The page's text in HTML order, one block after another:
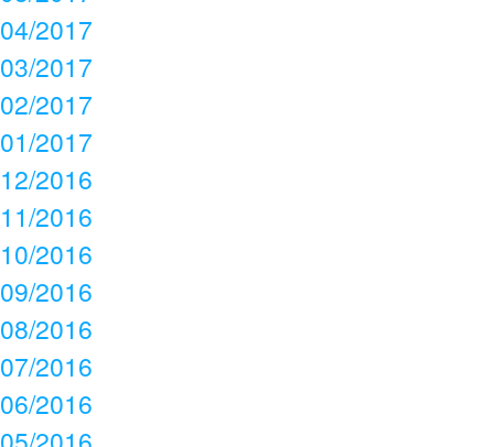
04/2017
03/2017
02/2017
01/2017
12/2016
11/2016
10/2016
09/2016
08/2016
07/2016
06/2016